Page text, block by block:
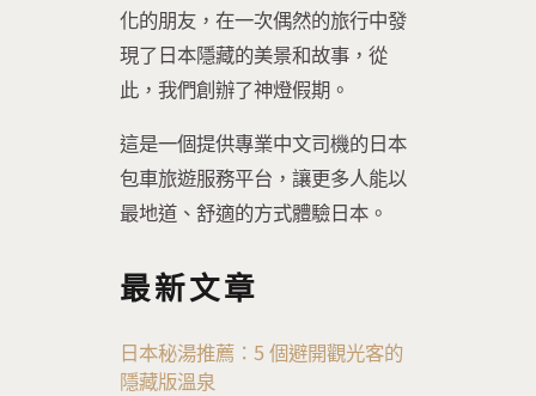
化的朋友，在一次偶然的旅行中發
現了日本隱藏的美景和故事，從
此，我們創辦了神燈假期。
這是一個提供專業中文司機的日本
包車旅遊服務平台，讓更多人能以
最地道、舒適的方式體驗日本。
最新文章
日本秘湯推薦：5 個避開觀光客的
隱藏版溫泉